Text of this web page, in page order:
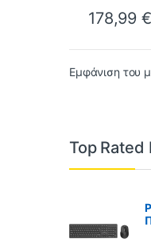
178,99€
Εμφάνιση του
Top